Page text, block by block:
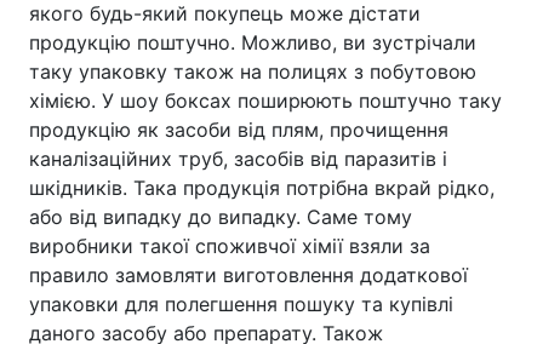
якого будь-який покупець може дістати
продукцію поштучно. Можливо, ви зустрічали
таку упаковку також на полицях з побутовою
хімією. У шоу боксах поширюють поштучно таку
продукцію як засоби від плям, прочищення
каналізаційних труб, засобів від паразитів і
шкідників. Така продукція потрібна вкрай рідко,
або від випадку до випадку. Саме тому
виробники такої споживчої хімії взяли за
правило замовляти виготовлення додаткової
упаковки для полегшення пошуку та купівлі
даного засобу або препарату. Також